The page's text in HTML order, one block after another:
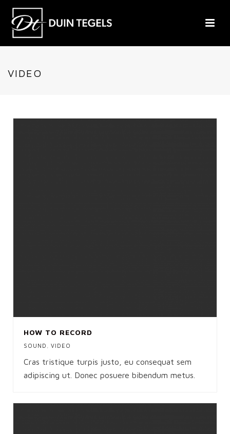
VIDEO
HOW TO RECORD
SOUND VIDEO
Cras tristique turpis justo, eu consequat sem
adipiscing ut. Donec posuere bibendum metus.